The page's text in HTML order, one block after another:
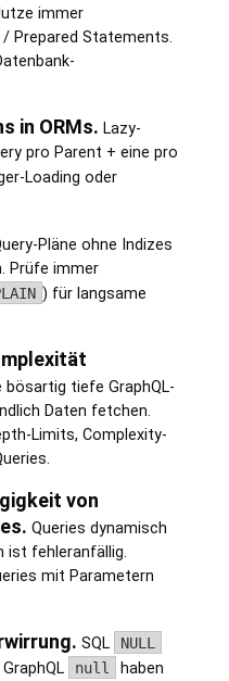
immer
Prepared Statements.
in ORMs. Lazy-
pro Parent + eine pro
Loading oder
Pläne ohne Indizes
Prüfe immer
) für langsame
bösartig tiefe GraphQL-
Daten fetchen.
Limits, Complexity-
von
Queries dynamisch
ist fehleranfällig.
mit Parametern
SQL NULL
null
haben